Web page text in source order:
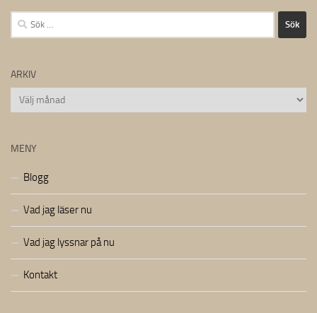
Sök
efter:
ARKIV
Arkiv
MENY
Blogg
Vad jag läser nu
Vad jag lyssnar på nu
Kontakt